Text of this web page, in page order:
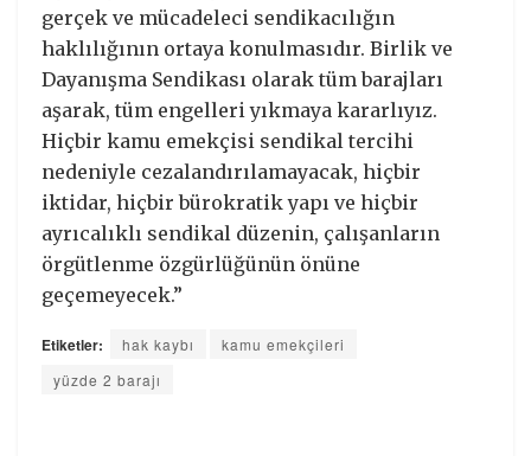
gerçek ve mücadeleci sendikacılığın
haklılığının ortaya konulmasıdır. Birlik ve
Dayanışma Sendikası olarak tüm barajları
aşarak, tüm engelleri yıkmaya kararlıyız.
Hiçbir kamu emekçisi sendikal tercihi
nedeniyle cezalandırılamayacak, hiçbir
iktidar, hiçbir bürokratik yapı ve hiçbir
ayrıcalıklı sendikal düzenin, çalışanların
örgütlenme özgürlüğünün önüne
geçemeyecek.”
Etiketler: hak kaybı
kamu emekçileri
yüzde 2 barajı